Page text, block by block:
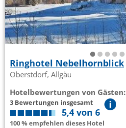
Ringhotel Nebelhornblick
Oberstdorf, Allgäu
Hotelbewertungen von Gästen:
3 Bewertungen insgesamt
5,4 von 6
100 % empfehlen dieses Hotel